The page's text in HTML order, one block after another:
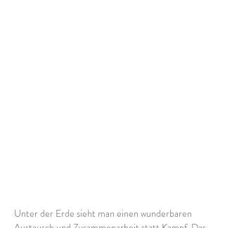
Unter der Erde sieht man einen wunderbaren